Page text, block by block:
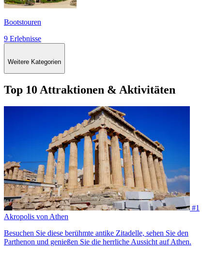
Bootstouren
9 Erlebnisse
Weitere Kategorien
Top 10 Attraktionen & Aktivitäten
#1
Akropolis von Athen
Besuchen Sie diese berühmte antike Zitadelle, sehen Sie den
Parthenon und genießen Sie die herrliche Aussicht auf Athen.